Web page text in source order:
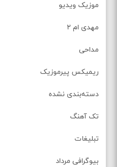
موزیک ویدیو
مهدی ام ۲
مداحی
ریمیکس پیرموزیک
دسته‌بندی نشده
تک آهنگ
تبلیغات
بیوگرافی مرداد